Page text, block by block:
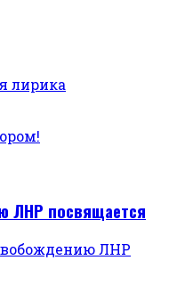
лирика
ЛНР посвящается